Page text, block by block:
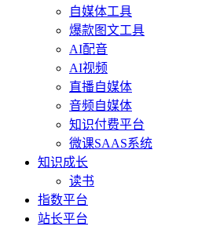
自媒体工具
爆款图文工具
AI配音
AI视频
直播自媒体
音频自媒体
知识付费平台
微课SAAS系统
知识成长
读书
指数平台
站长平台